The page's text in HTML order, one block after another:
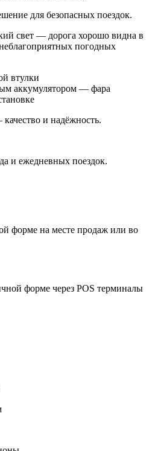
для безопасных поездок.
свет — дорога хорошо видна в
погодных
втулки
аккумулятором — фара
и надёжность.
и ежедневных поездок.
форме на месте продаж или во
форме через POS терминалы